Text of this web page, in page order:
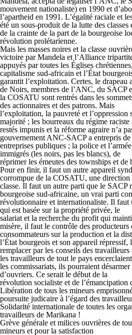
mouvement nationaliste) en 1990 et
l’apartheid en 1991. L’égalité raciale et
été un sous-produit de la lutte des classes
de la crainte de la part de la bourgeoise
révolution prolétarienne.
Mais les masses noires et la classe
victoire par Mandela et l’Alliance
appuyés par toutes les Églises
capitalisme sud-africain et l’État
garantit l’exploitation. Certes, le drapeau
de Noirs, membres de l’ANC, du SACP
la COSATU sont rentrés dans les
des actionnaires et des patrons. Mais
l’exploitation, la pauvreté et l’oppression
majorité ; les bourreaux du régime raciste
restés impunis et la réforme agraire n’a
gouvernement ANC-SACP a entrepris
entreprises publiques ; la police et
immigrés (les noirs, pas les blancs), de
réprimer les émeutes des townships et de
Pour en finir, il faut un autre appareil
corrompue de la COSATU, une direction
classe. Il faut un autre parti que le SACP
bourgeoise sud-africaine, un vrai parti
révolutionnaire et internationaliste. Il faut
qui est basée sur la propriété privée, le
salariat et la recherche du profit qui
misère, il faut le contrôle des producteurs
consommateurs sur la production et la
l’État bourgeois et son appareil répressif,
remplacer par les conseils des
les travailleurs de tout le pays encerclaient
les commissariats, ils pourraient
d’ouvriers. Ce serait le début de la
révolution socialiste et de l’émancipation
Libération de tous les mineurs
poursuite judicaire à l’égard des
Solidarité internationale de toutes les
travailleurs de Marikana !
Grève générale et milices ouvrières de
mineurs et pour la satisfaction